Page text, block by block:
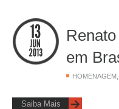
em
HOMENAGEM
Saiba Mais